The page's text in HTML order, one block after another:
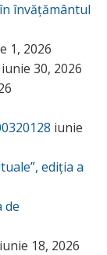
învățământul
1, 2026
iunie 30, 2026
iunie
ediția a
de
iunie 18, 2026